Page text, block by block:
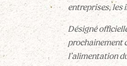
entreprises, les
Désigné
prochainement
l’alimentation